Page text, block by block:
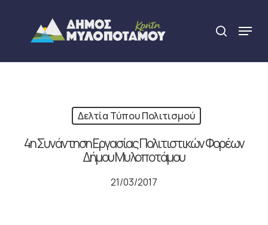
content
search
Menu
Δελτία Τύπου Πολιτισμού
4η Συνάντηση Εργασίας Πολιτιστικών Φορέων
Δήμου Μυλοποτάμου
21/03/2017
Close